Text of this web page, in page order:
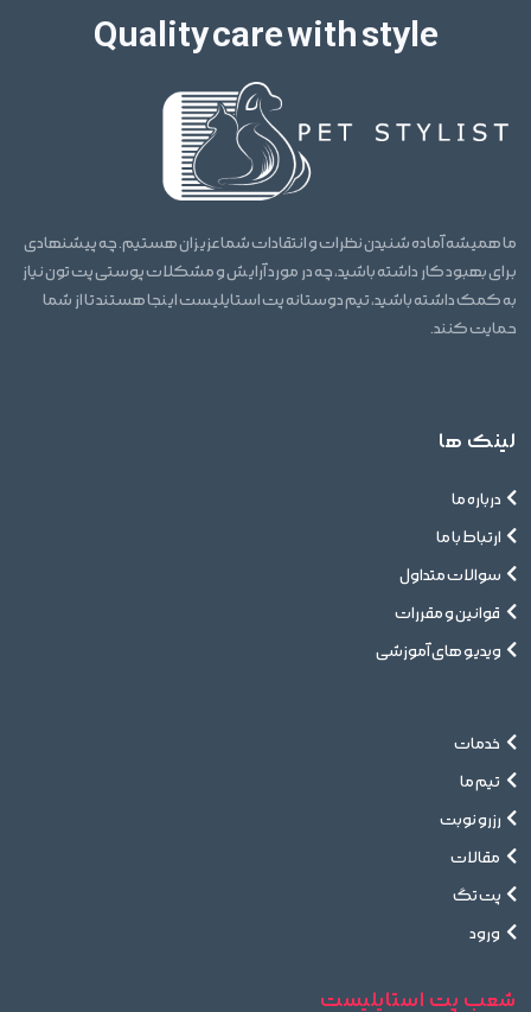
Quality care with style
ما همیشه آماده شنیدن نظرات و انتقادات شما عزیزان هستیم. چه پیشنهادی
برای بهبود کار داشته باشید، چه در مورد آرایش و مشکلات پوستی پت تون نیاز
به کمک داشته باشید، تیم دوستانه پت استایلیست اینجا هستند تا از شما
حمایت کنند.
لینک ها
درباره ما
ارتباط با ما
سوالات متداول
قوانین و مقررات
ویدیو های آموزشی
خدمات
تیم ما
رزرو نوبت
مقالات
پت تگ
ورود
شعب پت استایلیست